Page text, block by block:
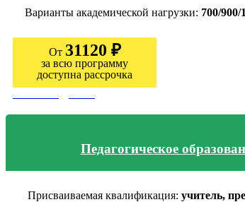
Варианты академической нагрузки: 700/900/
От 31120 ₽
за всю программу
доступна рассрочка
Педагогическое
Присваиваемая квалификация: учитель,